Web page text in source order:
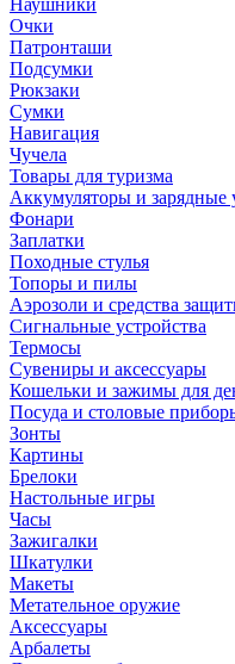
Наушники
Очки
Патронташи
Подсумки
Рюкзаки
Сумки
Навигация
Чучела
Товары для туризма
Аккумуляторы и зарядные
Фонари
Заплатки
Походные стулья
Топоры и пилы
Аэрозоли и средства
Сигнальные устройства
Термосы
Сувениры и аксессуары
Кошельки и зажимы для
Посуда и столовые
Зонты
Картины
Брелоки
Настольные игры
Часы
Зажигалки
Шкатулки
Макеты
Метательное оружие
Аксессуары
Арбалеты